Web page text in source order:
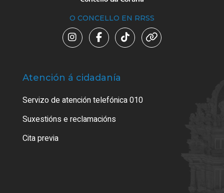
O CONCELLO EN RRSS
Atención á cidadanía
Servizo de atención telefónica 010
Suxestións e reclamacións
Cita previa